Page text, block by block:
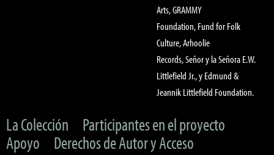
Arts, GRAMMY
Foundation, Fund for Folk
Culture, Arhoolie
Records, Señor y la Señora E.W.
Littlefield Jr., y Edmund &
Jeannik Littlefield Foundation.
La Colección
Participantes en el proyecto
Apoyo
Derechos de Autor y Acceso